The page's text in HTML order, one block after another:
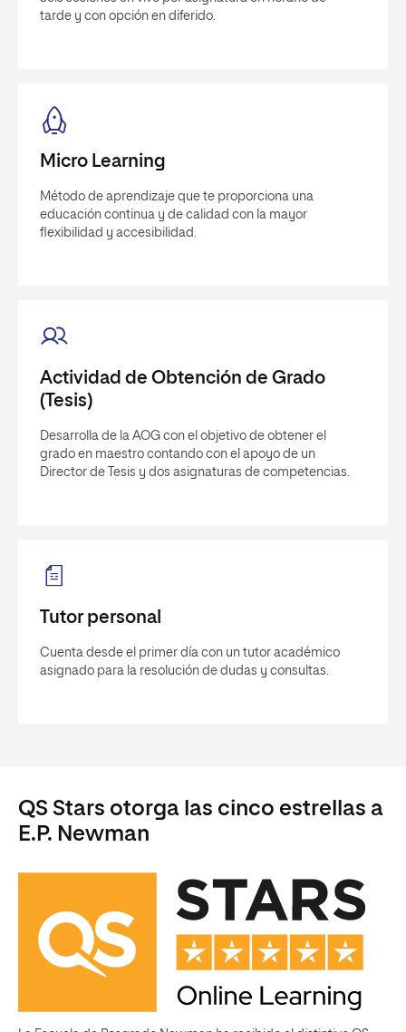
tarde y con opción en diferido.
Micro Learning
Método de aprendizaje que te proporciona una
educación continua y de calidad con la mayor
flexibilidad y accesibilidad.
Actividad de Obtención de Grado
(Tesis)
Desarrolla de la AOG con el objetivo de obtener el
grado en maestro contando con el apoyo de un
Director de Tesis y dos asignaturas de competencias.
Tutor personal
Cuenta desde el primer día con un tutor académico
asignado para la resolución de dudas y consultas.
QS Stars otorga las cinco estrellas a
E.P. Newman